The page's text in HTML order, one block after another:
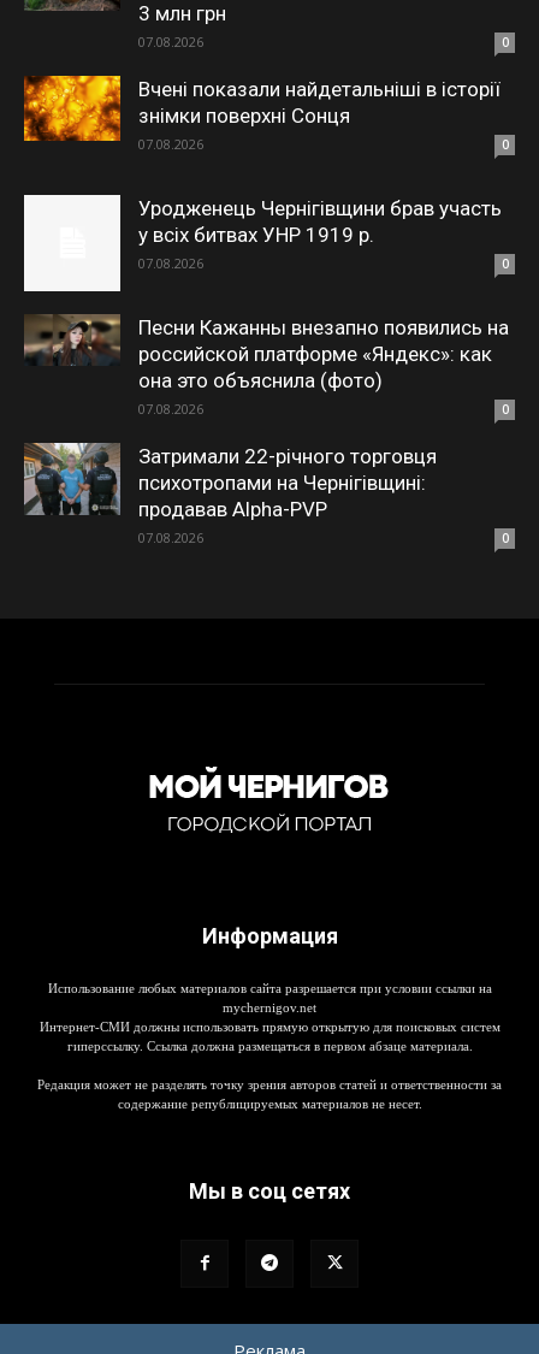
3 млн грн
07.08.2026 0
Вчені показали найдетальніші в історії
знімки поверхні Сонця
07.08.2026 0
Уродженець Чернігівщини брав участь
у всіх битвах УНР 1919 р.
07.08.2026 0
Песни Кажанны внезапно появились на
российской платформе «Яндекс»: как
она это объяснила (фото)
07.08.2026 0
Затримали 22-річного торговця
психотропами на Чернігівщині:
продавав Alpha-PVP
07.08.2026 0
Информация
Использование любых материалов сайта разрешается при условии ссылки на
mychernigov.net
Интернет-СМИ должны использовать прямую открытую для поисковых систем
гиперссылку. Ссылка должна размещаться в первом абзаце материала.
Редакция может не разделять точку зрения авторов статей и ответственности за
содержание републицируемых материалов не несет.
Мы в соц сетях